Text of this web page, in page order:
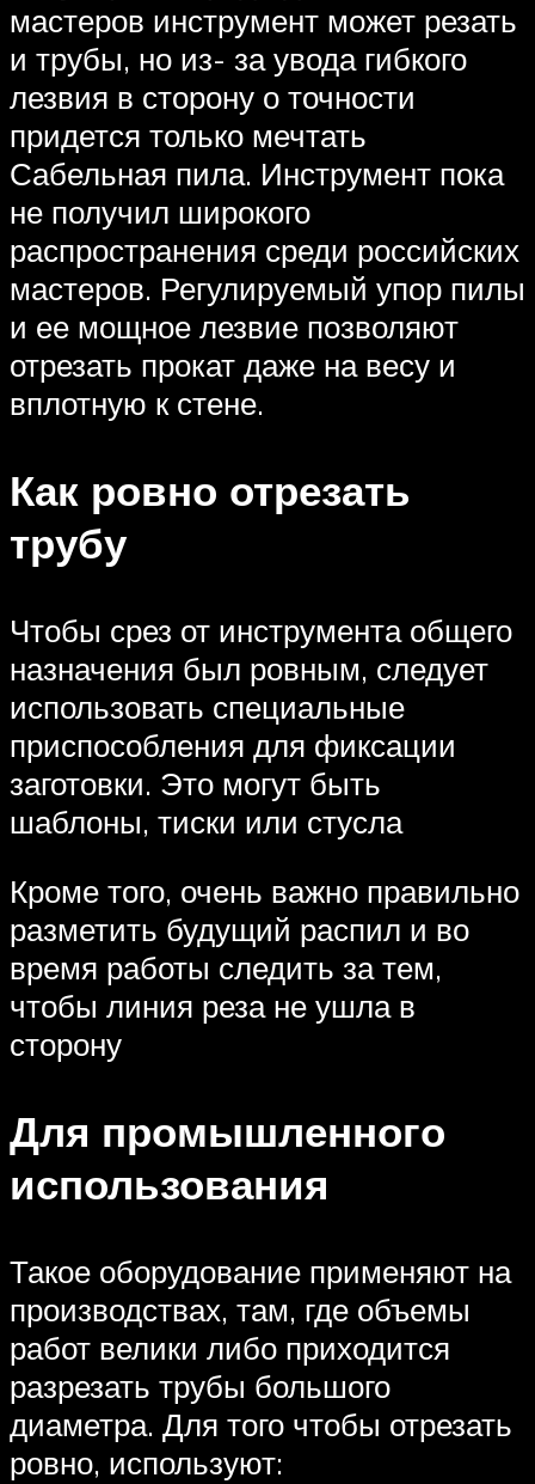
мастеров инструмент может резать
и трубы, но из- за увода гибкого
лезвия в сторону о точности
придется только мечтать
Сабельная пила. Инструмент пока
не получил широкого
распространения среди российских
мастеров. Регулируемый упор пилы
и ее мощное лезвие позволяют
отрезать прокат даже на весу и
вплотную к стене.
Как ровно отрезать
трубу
Чтобы срез от инструмента общего
назначения был ровным, следует
использовать специальные
приспособления для фиксации
заготовки. Это могут быть
шаблоны, тиски или стусла
Кроме того, очень важно правильно
разметить будущий распил и во
время работы следить за тем,
чтобы линия реза не ушла в
сторону
Для промышленного
использования
Такое оборудование применяют на
производствах, там, где объемы
работ велики либо приходится
разрезать трубы большого
диаметра. Для того чтобы отрезать
ровно, используют: